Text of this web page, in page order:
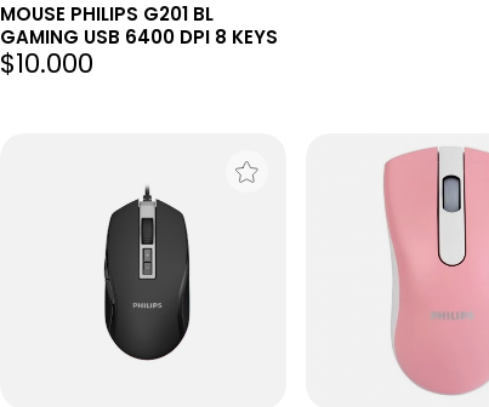
MOUSE PHILIPS G201 BL
GAMING USB 6400 DPI 8 KEYS
$10.000